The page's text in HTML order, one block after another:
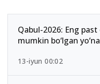
Qabul-2026: Eng
mumkin bo‘lgan
13-iyun 00:02